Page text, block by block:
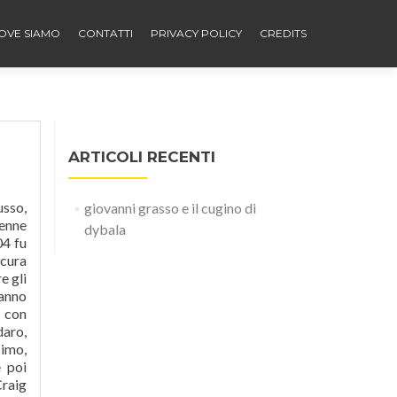
SIAMO CONTATTI PRIVACY POLICY CREDITS
Grasso». Si tratta di Giovanni Grasso, 23 anni, che lo scorso 9 marzo era stato preso dai carabinieri per la "ritorsione" a colpi d'arma da fuoco contro la caserma Pastrengo dove ha sede il comando provinciale dei carabinieri di Napoli e dei suoi genitori, Maria Pia Russo (sorella del papà di Ugo) e del marito, Salvatore Grasso. Il
ARTICOLI RECENTI
giovanni grasso e il cugino di
dybala